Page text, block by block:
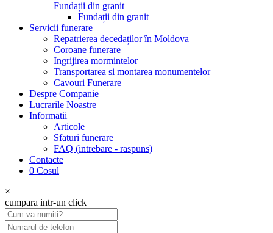
Fundații din granit
Fundații din granit
Servicii funerare
Repatrierea decedaților în Moldova
Coroane funerare
Ingrijirea mormintelor
Transportarea si montarea monumentelor
Cavouri Funerare
Despre Companie
Lucrarile Noastre
Informatii
Articole
Sfaturi funerare
FAQ (intrebare - raspuns)
Contacte
0 Cosul
×
cumpara intr-un click